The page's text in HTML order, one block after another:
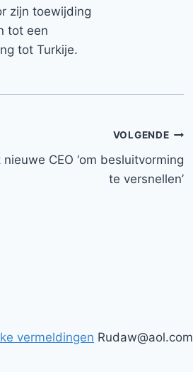
zijn toewijding
tot een
tot Turkije.
VOLGENDE
CEO ‘om besluitvorming
te versnellen’
vermeldingen Rudaw@aol.com